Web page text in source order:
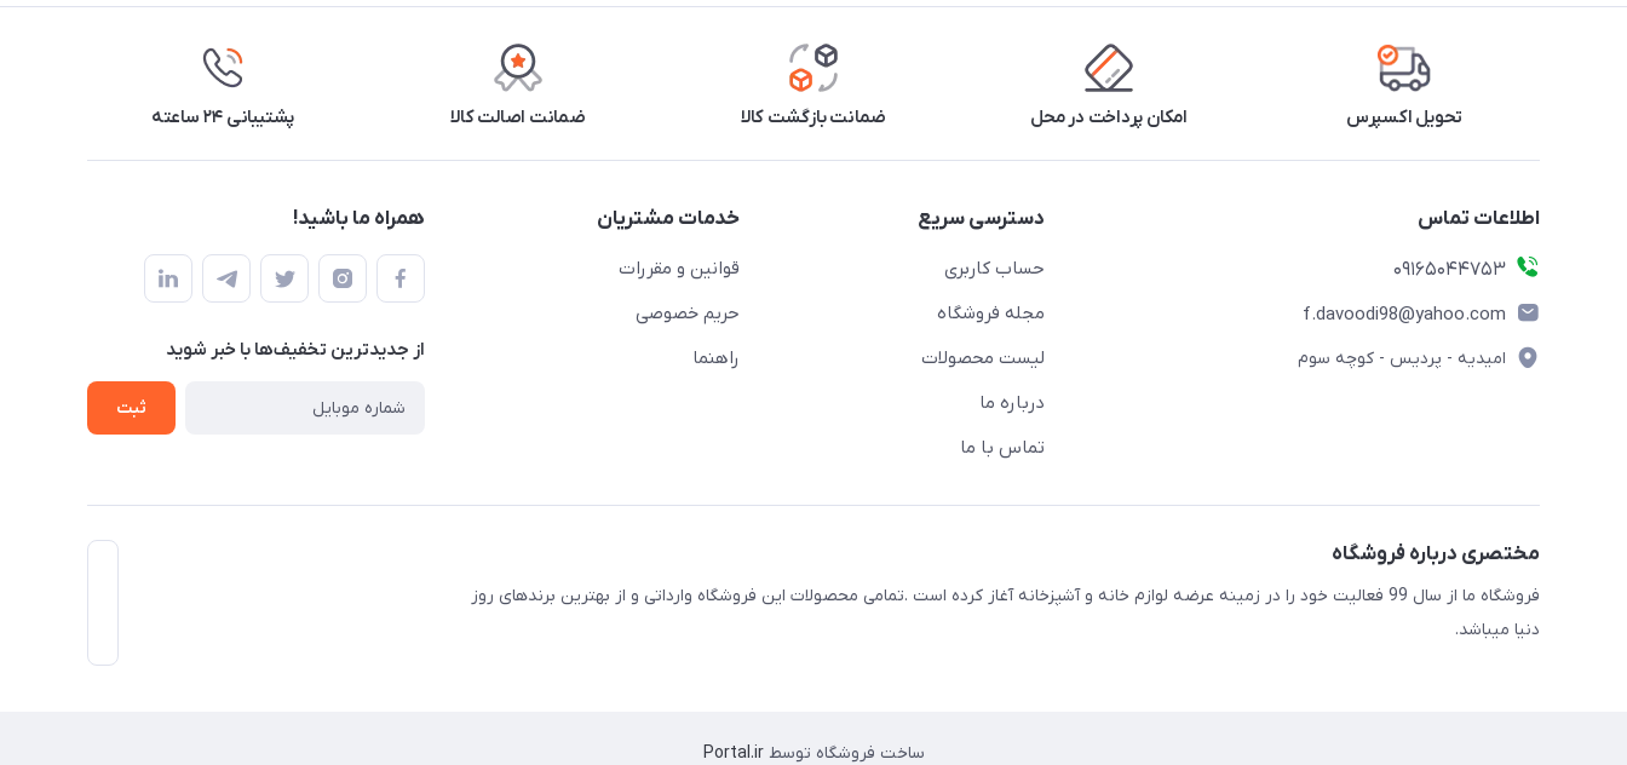
تحویل اکسپرس امکان پرداخت در محل ضمانت بازگشت کالا ضمانت اصالت کالا پشتیبانی ۲۴ ساعته
اطلاعات تماس
09165044753
f.davoodi98@yahoo.com
امیدیه - پردیس - کوچه سوم
دسترسی سریع
حساب کاربری
مجله فروشگاه
لیست محصولات
درباره ما
تماس با ما
خدمات مشتریان
قوانین و مقررات
حریم خصوصی
راهنما
همراه ما باشید!
از جدید‌ترین تخفیف‌ها با‌ خبر شوید
ثبت
مختصری درباره فروشگاه
فروشگاه ما از سال 99 فعالیت خود را در زمینه عرضه لوازم خانه و آشپزخانه آغاز کرده است .تمامی محصولات این فروشگاه وارداتی و از بهترین برندهای روز
دنیا میباشد.
ساخت فروشگاه توسطPortal.ir